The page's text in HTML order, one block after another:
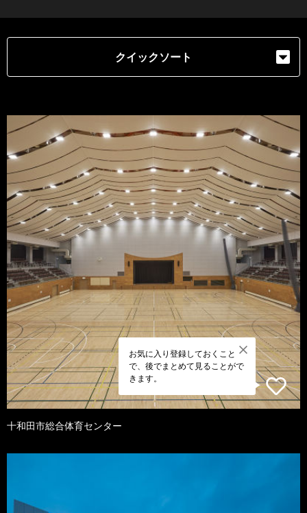
クイックソート
お気に入り登録しておくこと
で、後でまとめて見ることがで
きます。
十和田市総合体育センター